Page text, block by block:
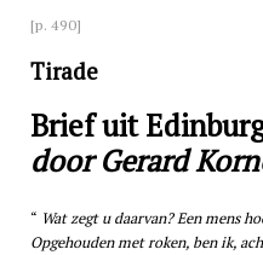
[p. 490]
Tirade
Brief uit
door Gerard
Wat zegt u daarvan? Een mens
Opgehouden met roken, ben ik,